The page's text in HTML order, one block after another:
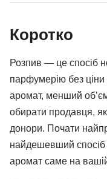
Коротко
Розпив — це спосіб
парфумерію без
аромат, менший
обирати продавця,
донори. Почати
найдешевший спосіб
аромат саме на